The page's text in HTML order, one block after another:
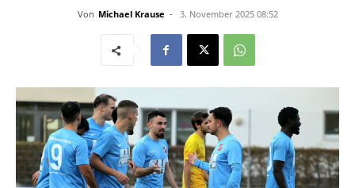
Von Michael Krause - 3. November 2025 08:52